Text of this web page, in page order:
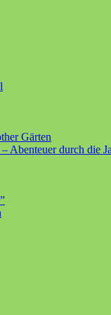
Gärten
Abenteuer durch die